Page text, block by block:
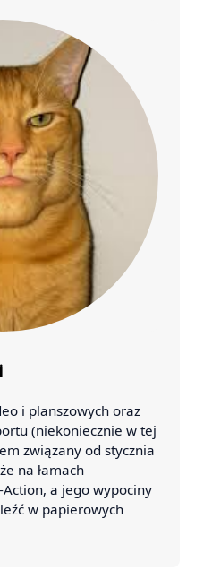
i planszowych oraz
(niekoniecznie w tej
związany od stycznia
na łamach
a jego wypociny
w papierowych